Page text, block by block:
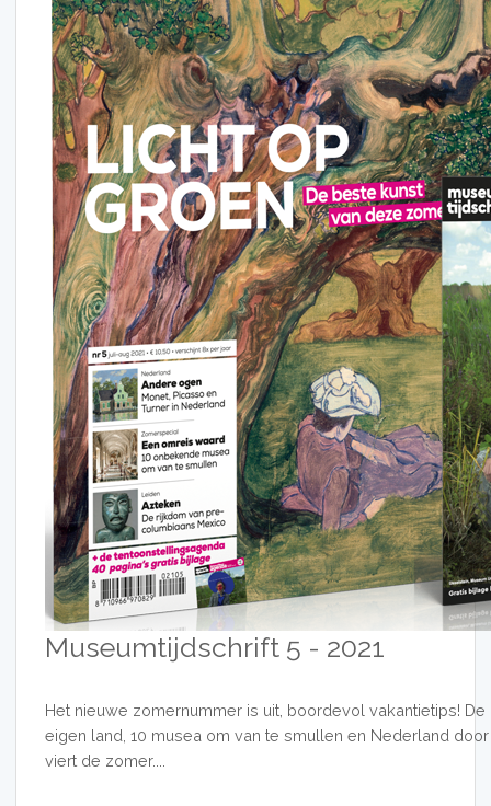
Museumtijdschrift 5 - 2021
Het nieuwe zomernummer is uit, boordevol vakantietips!
eigen land, 10 musea om van te smullen en Nederland
viert de zomer....